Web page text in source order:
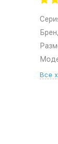
Все